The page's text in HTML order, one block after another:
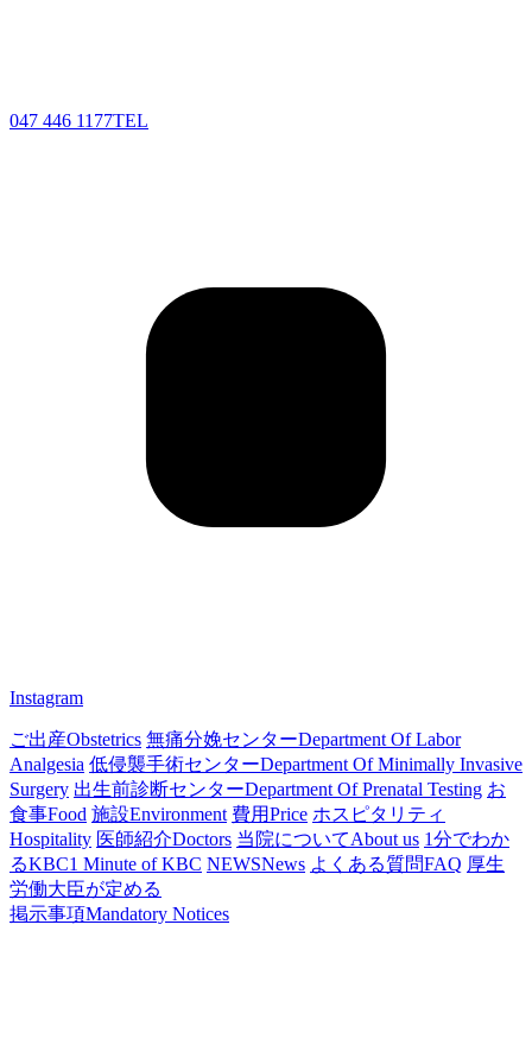
047 446 1177TEL
Instagram
ご出産Obstetrics 無痛分娩センターDepartment Of Labor
Analgesia 低侵襲手術センターDepartment Of Minimally Invasive
Surgery 出生前診断センターDepartment Of Prenatal Testing お
食事Food 施設Environment 費用Price ホスピタリティ
Hospitality 医師紹介Doctors 当院についてAbout us 1分でわか
るKBC1 Minute of KBC NEWSNews よくある質問FAQ 厚生
労働大臣が定める
掲示事項Mandatory Notices